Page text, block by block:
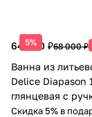
5%
64 600 ₽68 000 ₽
Ванна из
Delice Diapason
глянцевая с
DLR330007R-G
Скидка 5% в